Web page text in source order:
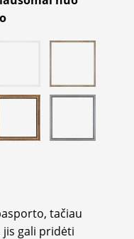
tačiau
gali pridėti